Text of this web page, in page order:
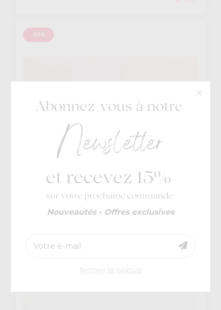
-50%
€ 145
Nouveautés • Offres exclusives
fermer la popup